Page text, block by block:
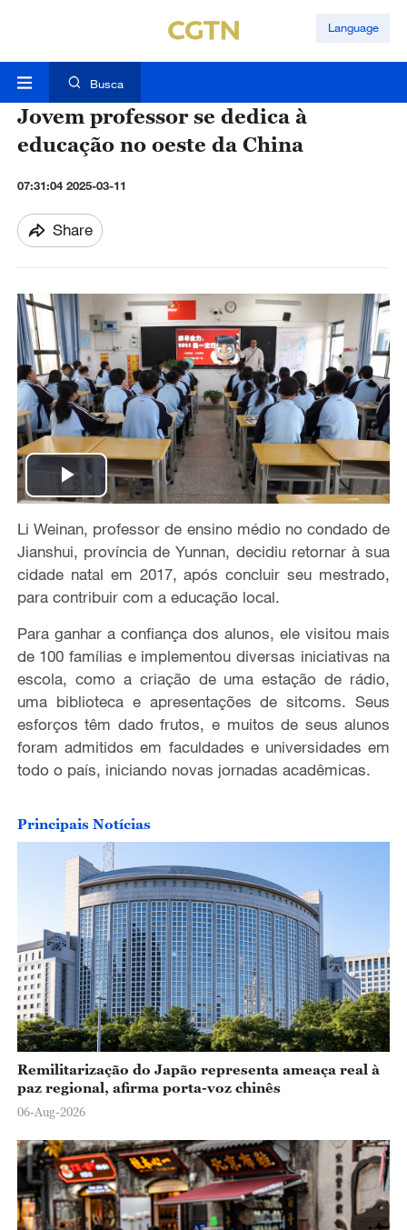
Language
Busca
Jovem professor se dedica à
educação no oeste da China
07:31:04 2025-03-11
Share
P
l
a
V
i
d
e
o
Li Weinan, professor de ensino médio no condado de
Jianshui, província de Yunnan, decidiu retornar à sua
cidade natal em 2017, após concluir seu mestrado,
para contribuir com a educação local.
Para ganhar a confiança dos alunos, ele visitou mais
de 100 famílias e implementou diversas iniciativas na
escola, como a criação de uma estação de rádio,
uma biblioteca e apresentações de sitcoms. Seus
esforços têm dado frutos, e muitos de seus alunos
foram admitidos em faculdades e universidades em
todo o país, iniciando novas jornadas acadêmicas.
Principais Notícias
Remilitarização do Japão representa ameaça real à
paz regional, afirma porta-voz chinês
06-Aug-2026